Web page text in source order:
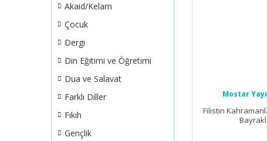
Akaid/Kelam
Çocuk
Dergi
Din Eğitimi ve Öğretimi
Dua ve Salavat
Farklı Diller
Fıkıh
Gençlik
Mostar
Filistin
Bayraklı